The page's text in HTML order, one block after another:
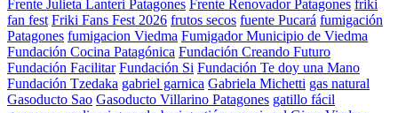
Frente Julieta Lanteri Patagones Frente Renovador Patagones friki
fan fest Friki Fans Fest 2026 frutos secos fuente Pucará fumigación
Patagones fumigacion Viedma Fumigador Municipio de Viedma
Fundación Cocina Patagónica Fundación Creando Futuro
Fundación Facilitar Fundación Si Fundación Te doy una Mano
Fundación Tzedaka gabriel garnica Gabriela Michetti gas natural
Gasoducto Sao Gasoducto Villarino Patagones gatillo fácil